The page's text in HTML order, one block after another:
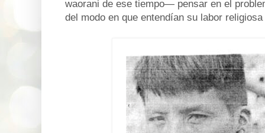
waorani de ese tiempo— pensar en el
del modo en que entendían su labor